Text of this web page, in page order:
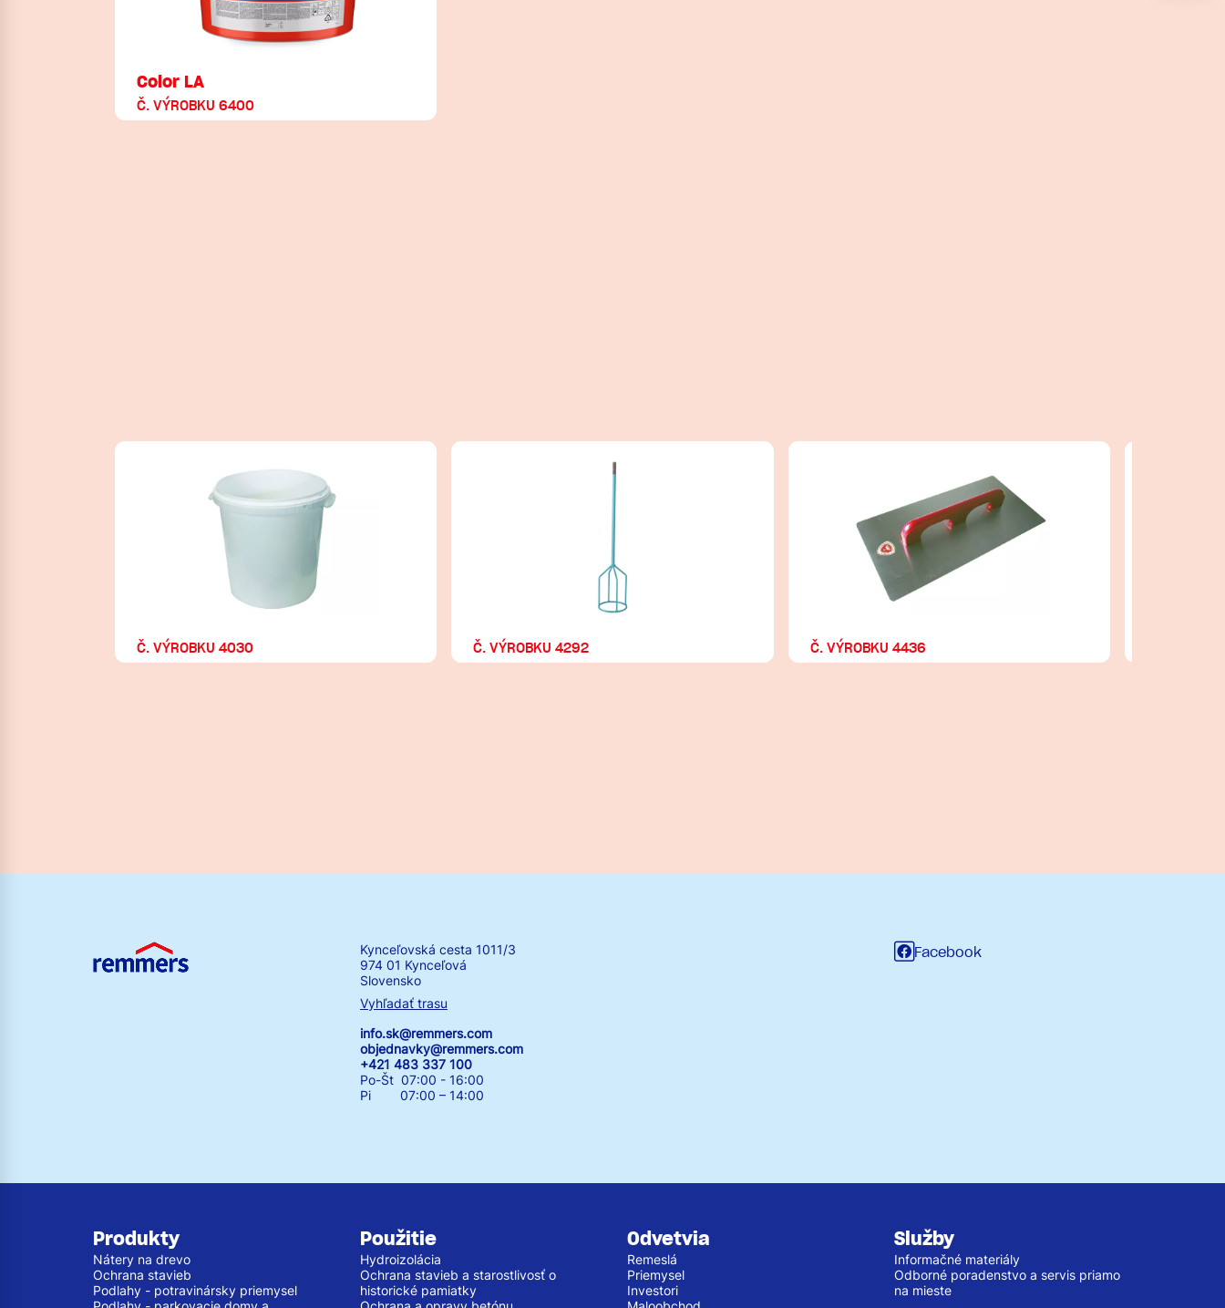
Color LA
Č. VÝROBKU 6400
Č. VÝROBKU 4030 Č. VÝROBKU 4292 Č. VÝROBKU 4436
Kynceľovská cesta 1011/3
974 01 Kynceľová
Slovensko
Vyhľadať trasu
info.sk@remmers.com
objednavky@remmers.com
+421 483 337 100
Po-Št 07:00 - 16:00
Pi 07:00 – 14:00
Facebook
Produkty
Nátery na drevo
Ochrana stavieb
Podlahy - potravinársky priemysel
Použitie
Hydroizolácia
Ochrana stavieb a starostlivosť o
historické pamiatky
Odvetvia
Remeslá
Priemysel
Investori
Služby
Informačné materiály
Odborné poradenstvo a servis priamo
na mieste